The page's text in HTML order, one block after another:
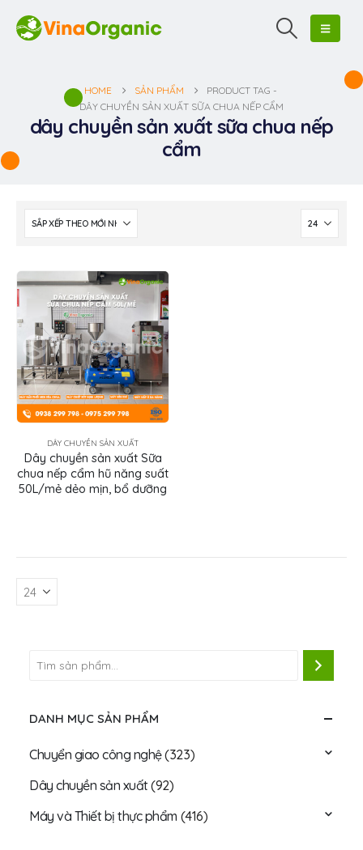
HOME SẢN PHẨM
PRODUCT TAG -
DÂY CHUYỀN SẢN XUẤT SỮA CHUA NẾP CẨM
dây chuyền sản xuất sữa chua nếp
cẩm
DÂY CHUYỀN SẢN XUẤT
Dây chuyền sản xuất Sữa
chua nếp cẩm hũ năng suất
50L/mẻ dẻo mịn, bổ dưỡng
DANH MỤC SẢN PHẨM
Chuyển giao công nghệ(323)
Dây chuyền sản xuất(92)
Máy và Thiết bị thực phẩm (416)